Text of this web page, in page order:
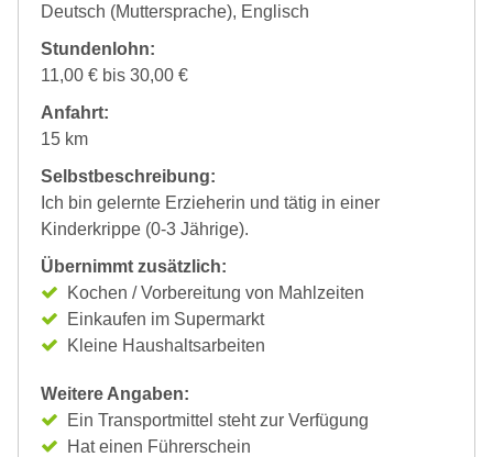
Deutsch (Muttersprache), Englisch
Stundenlohn:
11,00 € bis 30,00 €
Anfahrt:
15 km
Selbstbeschreibung:
Ich bin gelernte Erzieherin und tätig in einer
Kinderkrippe (0-3 Jährige).
Übernimmt zusätzlich:
Kochen / Vorbereitung von Mahlzeiten
Einkaufen im Supermarkt
Kleine Haushaltsarbeiten
Weitere Angaben:
Ein Transportmittel steht zur Verfügung
Hat einen Führerschein